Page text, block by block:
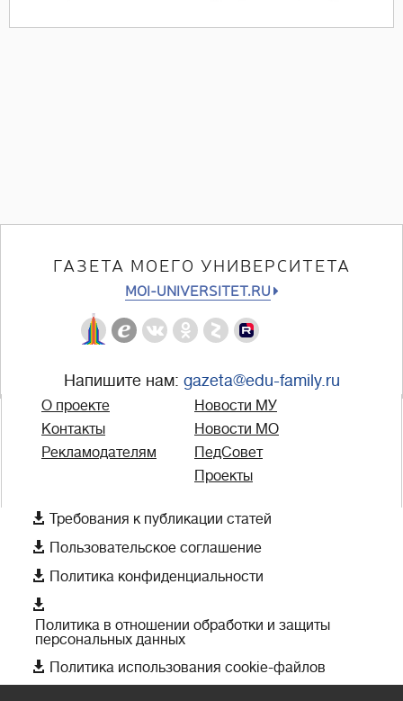
ГАЗЕТА МОЕГО УНИВЕРСИТЕТА
MOI-UNIVERSITET.RU
Напишите нам: gazeta@edu-family.ru
О проекте
Контакты
Рекламодателям
Новости МУ
Новости МО
ПедСовет
Проекты
 Требования к публикации статей
 Пользовательское соглашение
 Политика конфиденциальности

Политика в отношении обработки и защиты
персональных данных
 Политика использования cookie-файлов